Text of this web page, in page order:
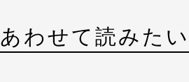
あわせて読みたい